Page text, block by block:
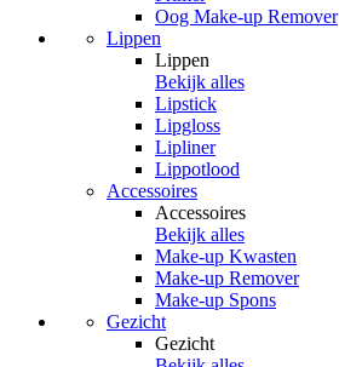
Oog Make-up Remover
Lippen
Lippen
Bekijk alles
Lipstick
Lipgloss
Lipliner
Lippotlood
Accessoires
Accessoires
Bekijk alles
Make-up Kwasten
Make-up Remover
Make-up Spons
Gezicht
Gezicht